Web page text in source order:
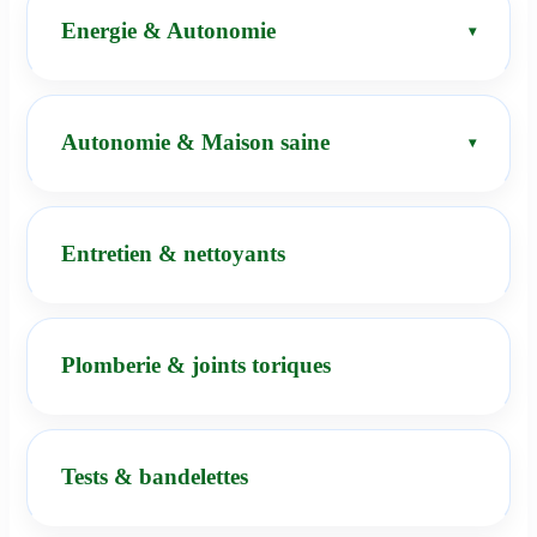
Energie & Autonomie
Autonomie & Maison saine
Entretien & nettoyants
Plomberie & joints toriques
Tests & bandelettes